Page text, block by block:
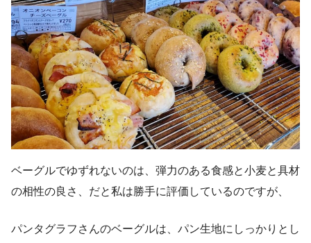
ベーグルでゆずれないのは、弾力のある食感と小麦と具材
の相性の良さ、だと私は勝手に評価しているのですが、
パンタグラフさんのベーグルは、パン生地にしっかりとし